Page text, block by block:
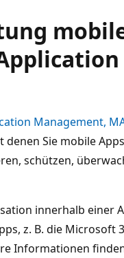
Management,
Sie mobile
schützen,
innerhalb einer
z. B. die Microsoft
Informationen